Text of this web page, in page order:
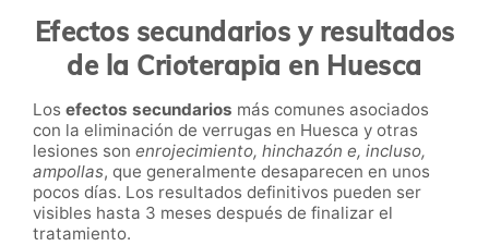
Efectos secundarios y resultados
de la Crioterapia en Huesca
Los efectos secundarios más comunes asociados
con la eliminación de verrugas en Huesca y otras
lesiones son enrojecimiento, hinchazón e, incluso,
ampollas, que generalmente desaparecen en unos
pocos días. Los resultados definitivos pueden ser
visibles hasta 3 meses después de finalizar el
tratamiento.